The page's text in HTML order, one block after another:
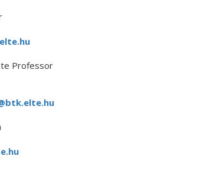
Professor